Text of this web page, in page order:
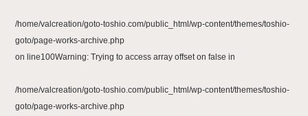
/home/valcreation/goto-toshio.com/public_html/wp-content/themes/toshio-
goto/page-works-archive.php
on line100Warning: Trying to access array offset on false in
/home/valcreation/goto-toshio.com/public_html/wp-content/themes/toshio-
goto/page-works-archive.php